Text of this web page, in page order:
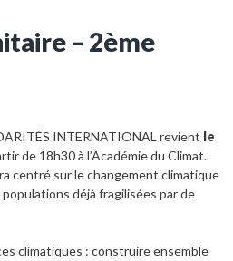
– 2ème
INTERNATIONAL revient le
de 18h30 à l’Académie du Climat.
centré sur le changement climatique
déjà fragilisées par de
climatiques : construire ensemble